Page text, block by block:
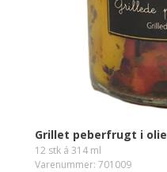
Grillet peberfrugt i olie
12 stk á 314 ml
Varenummer: 701009